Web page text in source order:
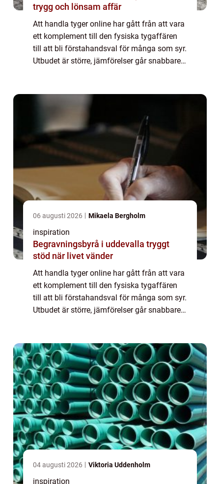
trygg och lönsam affär
Att handla tyger online har gått från att vara
ett komplement till den fysiska tygaffären
till att bli förstahandsval för många som syr.
Utbudet är större, jämförelser går snabbare
06 augusti 2026 Mikaela Bergholm
inspiration
Begravningsbyrå i uddevalla tryggt
stöd när livet vänder
Att handla tyger online har gått från att vara
ett komplement till den fysiska tygaffären
till att bli förstahandsval för många som syr.
Utbudet är större, jämförelser går snabbare
04 augusti 2026 Viktoria Uddenholm
inspiration